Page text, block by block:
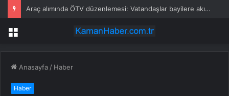
Araç alımında ÖTV düzenlemesi: Vatandaşlar bayilere akın etti
Menü
Anasayfa / Haber
Haber